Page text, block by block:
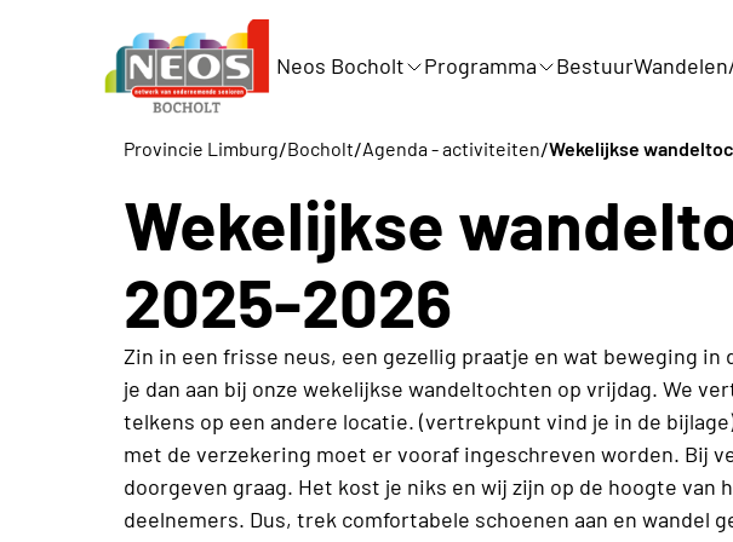
Neos Bocholt Programma Bestuur
Provincie Limburg/Bocholt/Agenda - activiteiten/Wekelijkse
Wekelijkse
2025-2026
Zin in een frisse neus, een gezellig praatje en wat beweging in
je dan aan bij onze wekelijkse wandeltochten op vrijdag. We
telkens op een andere locatie. (vertrekpunt vind je in de
met de verzekering moet er vooraf ingeschreven worden. Bij
doorgeven graag. Het kost je niks en wij zijn op de hoogte van
deelnemers. Dus, trek comfortabele schoenen aan en wandel